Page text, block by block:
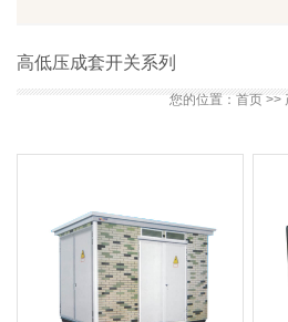
高低压成套开关系列
您的位置： 首页 >>